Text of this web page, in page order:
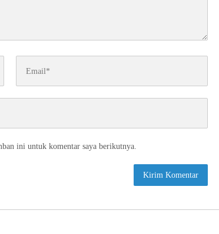
ini untuk komentar saya berikutnya.